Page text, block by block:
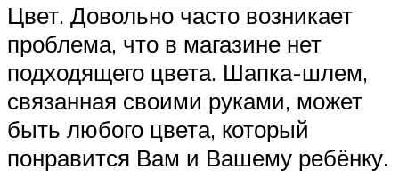
Цвет. Довольно часто возникает
проблема, что в магазине нет
подходящего цвета. Шапка-шлем,
связанная своими руками, может
быть любого цвета, который
понравится Вам и Вашему ребёнку.